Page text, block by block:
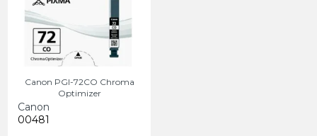
Canon PGI-72CO Chroma
Optimizer
Canon
00481